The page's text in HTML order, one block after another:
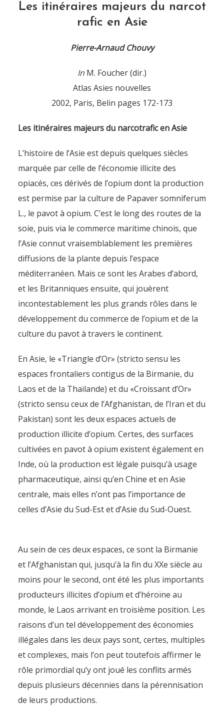
Les itinéraires majeurs du narcot
rafic en Asie
Pierre-Arnaud Chouvy
In M. Foucher (dir.)
Atlas Asies nouvelles
2002, Paris, Belin pages 172-173
Les itinéraires majeurs du narcotrafic en Asie
L’histoire de l’Asie est depuis quelques siècles
marquée par celle de l’économie illicite des
opiacés, ces dérivés de l’opium dont la production
est permise par la culture de Papaver somniferum
L., le pavot à opium. C’est le long des routes de la
soie, puis via le commerce maritime chinois, que
l’Asie connut vraisemblablement les premières
diffusions de la plante depuis l’espace
méditerranéen. Mais ce sont les Arabes d’abord,
et les Britanniques ensuite, qui jouèrent
incontestablement les plus grands rôles dans le
développement du commerce de l’opium et de la
culture du pavot à travers le continent.
En Asie, le «Triangle d’Or» (stricto sensu les
espaces frontaliers contigus de la Birmanie, du
Laos et de la Thaïlande) et du «Croissant d’Or»
(stricto sensu ceux de l’Afghanistan, de l’Iran et du
Pakistan) sont les deux espaces actuels de
production illicite d’opium. Certes, des surfaces
cultivées en pavot à opium existent également en
Inde, où la production est légale puisqu’à usage
pharmaceutique, ainsi qu’en Chine et en Asie
centrale, mais elles n’ont pas l’importance de
celles d’Asie du Sud-Est et d’Asie du Sud-Ouest.
Au sein de ces deux espaces, ce sont la Birmanie
et l’Afghanistan qui, jusqu’à la fin du XXe siècle au
moins pour le second, ont été les plus importants
producteurs illicites d’opium et d’héroïne au
monde, le Laos arrivant en troisième position. Les
raisons d’un tel développement des économies
illégales dans les deux pays sont, certes, multiples
et complexes, mais l’on peut toutefois affirmer le
rôle primordial qu’y ont joué les conflits armés
depuis plusieurs décennies dans la pérennisation
de leurs productions.